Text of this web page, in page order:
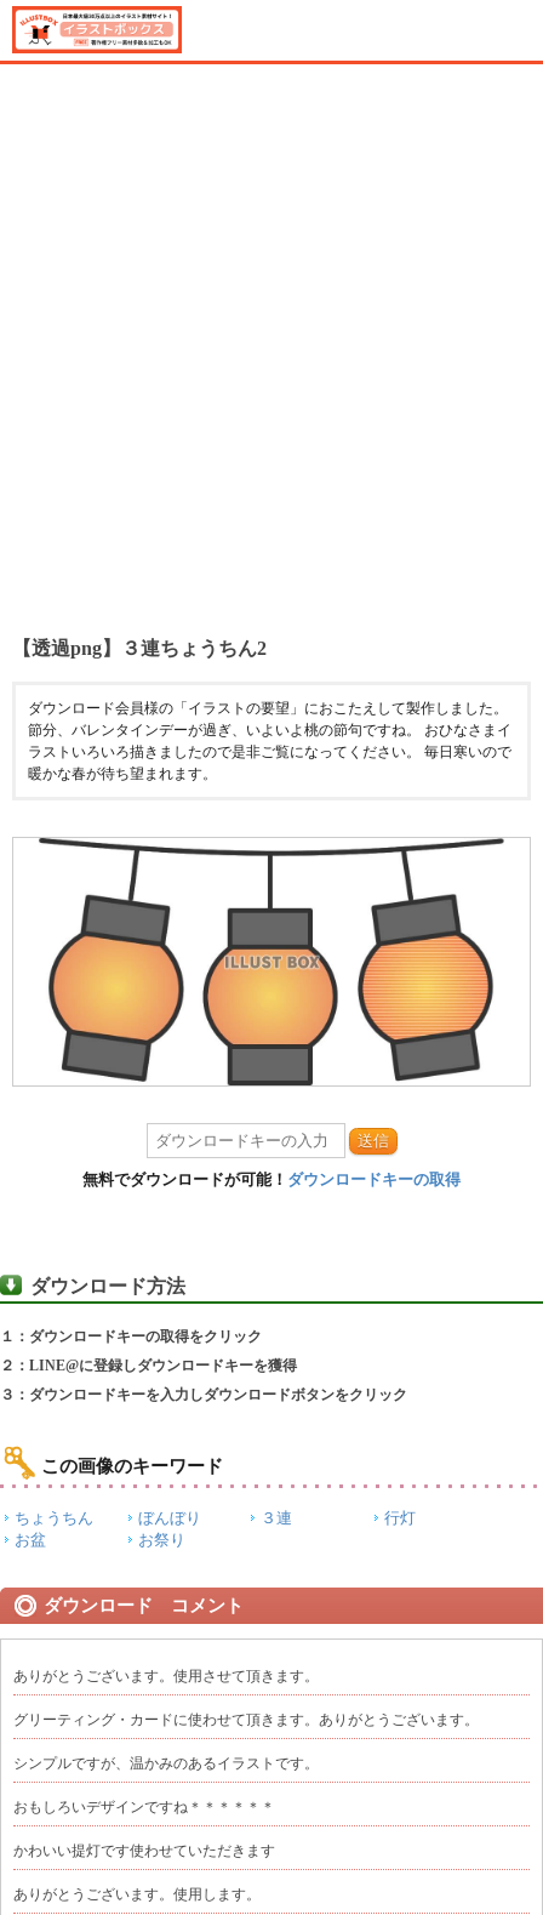
【透過png】３連ちょうちん2
ダウンロード会員様の「イラストの要望」におこたえして製作しました。
節分、バレンタインデーが過ぎ、いよいよ桃の節句ですね。 おひなさまイ
ラストいろいろ描きましたので是非ご覧になってください。 毎日寒いので
暖かな春が待ち望まれます。
送信
無料でダウンロードが可能！ ダウンロードキーの取得
ダウンロード方法
１：ダウンロードキーの取得をクリック
２：LINE@に登録しダウンロードキーを獲得
３：ダウンロードキーを入力しダウンロードボタンをクリック
この画像のキーワード
ちょうちん ぼんぼり ３連
行灯
お盆
お祭り
ダウンロード コメント
ありがとうございます。使用させて頂きます。
グリーティング・カードに使わせて頂きます。ありがとうございます。
シンプルですが、温かみのあるイラストです。
おもしろいデザインですね＊＊＊＊＊＊
かわいい提灯です使わせていただきます
ありがとうございます。使用します。